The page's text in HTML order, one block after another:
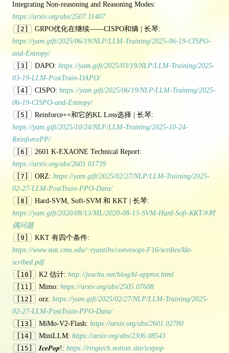
Integrating Non-reasoning and Reasoning Modes:
https://arxiv.org/abs/2507.11407
[2]
GRPO优化在继续——CISPO和熵 | 长琴:
https://yam.gift/2025/06/19/NLP/LLM-Training/2025-06-19-CISPO-
and-Entropy/
[3]
DAPO: https://yam.gift/2025/03/19/NLP/LLM-Training/2025-
03-19-LLM-PostTrain-DAPO/
[4]
CISPO: https://yam.gift/2025/06/19/NLP/LLM-Training/2025-
06-19-CISPO-and-Entropy/
[5]
Reinforce++和它的KL Loss选择 | 长琴:
https://yam.gift/2025/10/24/NLP/LLM-Training/2025-10-24-
ReinforcePP/
[6]
2601 K-EXAONE Technical Report:
https://arxiv.org/abs/2601.01739
[7]
ORZ: https://yam.gift/2025/02/27/NLP/LLM-Training/2025-
02-27-LLM-PostTrain-PPO-Data/
[8]
Hard-SVM, Soft-SVM 和 KKT | 长琴:
https://yam.gift/2020/08/13/ML/2020-08-13-SVM-Hard-Soft-KKT/#对
偶问题
[9]
KKT 有四个条件:
https://www.stat.cmu.edu/~ryantibs/convexopt-F16/scribes/kkt-
scribed.pdf
[10]
K2 估计: http://joschu.net/blog/kl-approx.html
[11]
Mimo: https://arxiv.org/abs/2505.07608
[12]
orz: https://yam.gift/2025/02/27/NLP/LLM-Training/2025-
02-27-LLM-PostTrain-PPO-Data/
[13]
MiMo-V2-Flash: https://arxiv.org/abs/2601.02780
[14]
MiniLLM: https://arxiv.org/abs/2306.08543
[15]
𝑰𝒄𝒆𝑷𝒐𝒑!: https://ringtech.notion.site/icepop